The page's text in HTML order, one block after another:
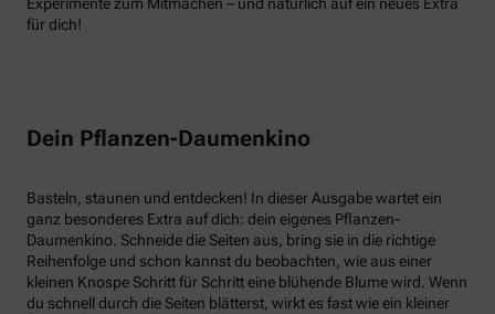
für dich!
Dein Pflanzen-Daumenkino
Basteln, staunen und entdecken! In dieser Ausgabe wartet ein
ganz besonderes Extra auf dich: dein eigenes Pflanzen-
Daumenkino. Schneide die Seiten aus, bring sie in die richtige
Reihenfolge und schon kannst du beobachten, wie aus einer
kleinen Knospe Schritt für Schritt eine blühende Blume wird. Wenn
du schnell durch die Seiten blätterst, wirkt es fast wie ein kleiner